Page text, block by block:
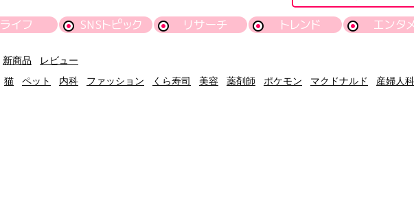
ライフ SNSトピック リサーチ トレンド エンタ
新商品
レビュー
猫 ペット 内科 ファッション くら寿司 美容 薬剤師 ポケモン マクドナルド 産婦人科